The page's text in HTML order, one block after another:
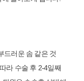
드러운 솜 같은 것
라 수술 후 2-4일째